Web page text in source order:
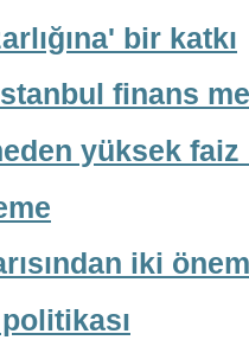
bir katkı
finans
yüksek
iki